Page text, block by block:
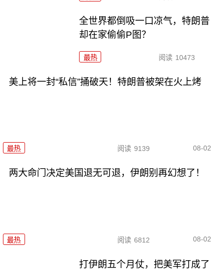
全世界都倒吸一口凉气，特朗普
却在家偷偷P图？
最热 阅读 10473
美上将一封“私信”捅破天！特朗普被架在火上烤
最热 阅读 9139 08-02
两大命门决定美国退无可退，伊朗别再幻想了！
最热 阅读 6812 08-02
打伊朗五个月仗，把美军打成了